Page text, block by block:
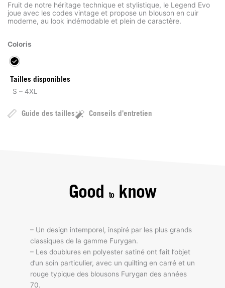
Fruit de notre héritage technique et stylistique, le Legend Evo
joue avec les codes vintage et propose un blouson en cuir
moderne, au look indémodable et plein de caractère.
Coloris
Tailles disponibles
S – 4XL
Guide des tailles Conseils d'entretien
Good toknow
– Un design intemporel, inspiré par les plus grands
classiques de la gamme Furygan.
– Les doublures en polyester satiné ont fait l’objet
d’un soin particulier, avec un quilting en carré et un
rouge typique des blousons Furygan des années
70.